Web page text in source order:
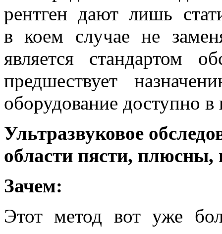
рентген дают лишь
в коем случае не
является стандартом
предшествует
оборудование доступно в
Ультразвуковое
области пясти, плюсны,
Зачем:
Этот метод вот уже